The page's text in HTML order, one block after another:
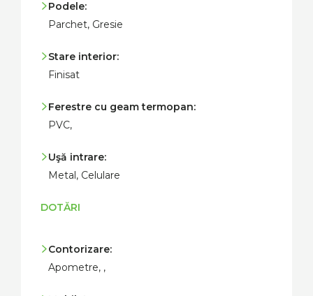
Podele:
Parchet, Gresie
Stare interior:
Finisat
Ferestre cu geam termopan:
PVC,
Uşă intrare:
Metal, Celulare
DOTĂRI
Contorizare:
Apometre, ,